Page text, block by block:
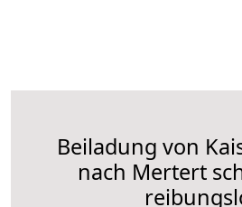
Beiladung von
nach Mertert